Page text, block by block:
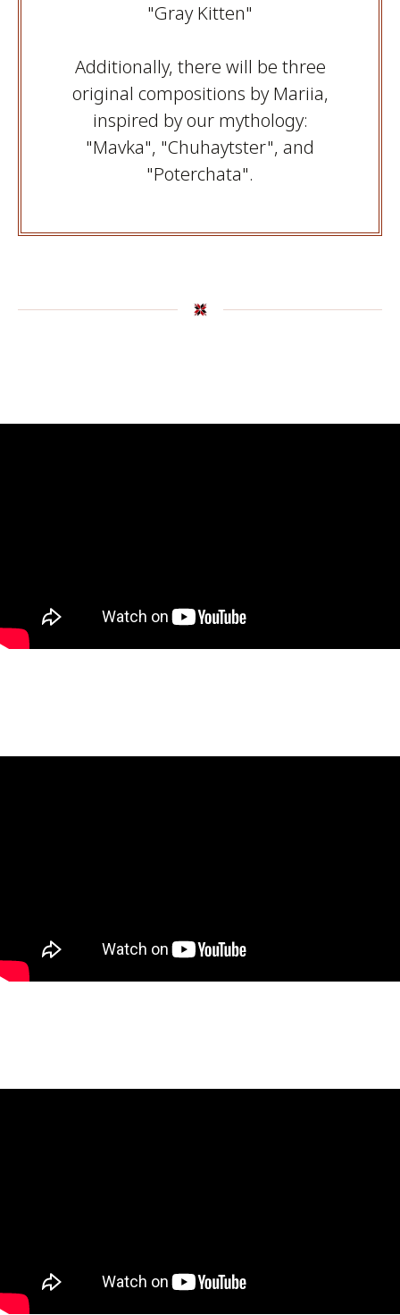
"Gray Kitten"
Additionally, there will be three
original compositions by Mariia,
inspired by our mythology:
"Mavka", "Chuhaytster", and
"Poterchata".